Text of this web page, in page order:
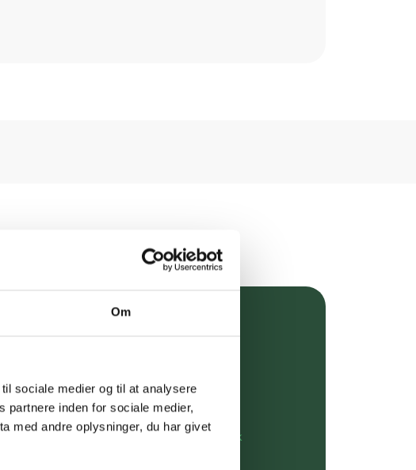
Om
sociale medier og til at analysere
partnere inden for sociale medier,
med andre oplysninger, du har givet
fragt over 349 kr.
rådgivning
din webordre på: kundeservice@uglecare.dk